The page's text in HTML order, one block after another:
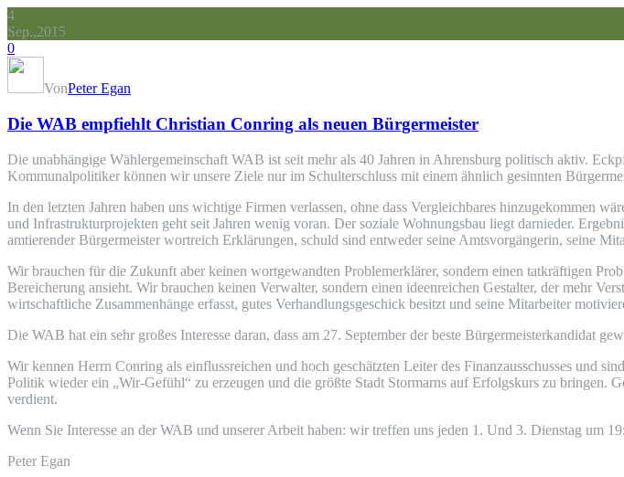
4
Sep.,2015
0
VonPeter Egan
Die WAB empfiehlt Christian Conring als neuen Bürgermeister
Die unabhängige Wählergemeinschaft WAB ist seit mehr als 40 Jahren in Ahrensburg politisch aktiv.
Kommunalpolitiker können wir unsere Ziele nur im Schulterschluss mit einem ähnlich gesinnten
In den letzten Jahren haben uns wichtige Firmen verlassen, ohne dass Vergleichbares hinzugekommen
und Infrastrukturprojekten geht seit Jahren wenig voran. Der soziale Wohnungsbau liegt darnieder.
amtierender Bürgermeister wortreich Erklärungen, schuld sind entweder seine Amtsvorgängerin, seine
Wir brauchen für die Zukunft aber keinen wortgewandten Problemerklärer, sondern einen tatkräftigen
Bereicherung ansieht. Wir brauchen keinen Verwalter, sondern einen ideenreichen Gestalter, der mehr
wirtschaftliche Zusammenhänge erfasst, gutes Verhandlungsgeschick besitzt und seine Mitarbeiter
Die WAB hat ein sehr großes Interesse daran, dass am 27. September der beste Bürger­meisterkandidat
Wir kennen Herrn Conring als einflussreichen und hoch geschätzten Leiter des Finanzausschusses und
Politik wieder ein „Wir-Gefühl“ zu erzeugen und die größte Stadt Stormarns auf Erfolgskurs zu bringen.
verdient.
Wenn Sie Interesse an der WAB und unserer Arbeit haben: wir treffen uns jeden 1. Und 3. Dienstag um
Peter Egan